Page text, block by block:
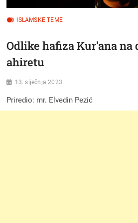
ISLAMSKE TEME
Odlike hafiza Kur’ana
ahiretu
13. siječnja 2023.
Priredio: mr. Elvedin Pezić